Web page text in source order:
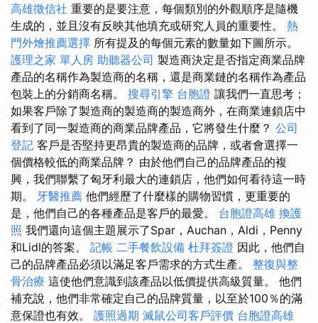
高雄徵信社 重要的是要注意，每個類別的外觀順序是隨機
生成的，並且沒有反映其他填充或研究人員的重要性。 熱
門外燴推薦選擇 所有提及的每個元素的數量如下圖所示。
護理之家 單人房 助聽器公司 製造商決定是否指定商業品牌
產品的名稱作為製造商的名稱，還是商業鏈的名稱作為產品
包裝上的分銷商名稱。 搜尋引擎 台胞證 讓我們一直思考；
如果客戶除了製造商的製造商的製造商外，在商業連鎖店中
看到了同一製造商的商業品牌產品，它將發生什麼？ 公司
登記 客戶是否堅持更昂貴的製造商的品牌，或者會選擇一
個價格較低的商業品牌？ 由於他們自己的品牌產品的複
興，我們聯繫了匈牙利最大的連鎖店，他們如何看待這一時
期。 牙醫推薦 他們經歷了什麼樣的購物習慣，更重要的
是，他們自己的各種產品是客戶的最愛。 台胞證高雄 換護
照 我們還向這個主題展示了Spar，Auchan，Aldi，Penny
和Lidl的答案。 記帳 二手餐飲設備 杜拜簽證 因此，他們自
己的品牌產品必須以滿足客戶需求的方式生產。 整復與整
骨治療 這使他們意識到該產品以低價提供高級質量。 他們
補充說，他們非常確定自己的品牌質量，以至於100％的滿
意保證也有效。 護照過期 滅鼠公司客戶評價 台胞證高雄